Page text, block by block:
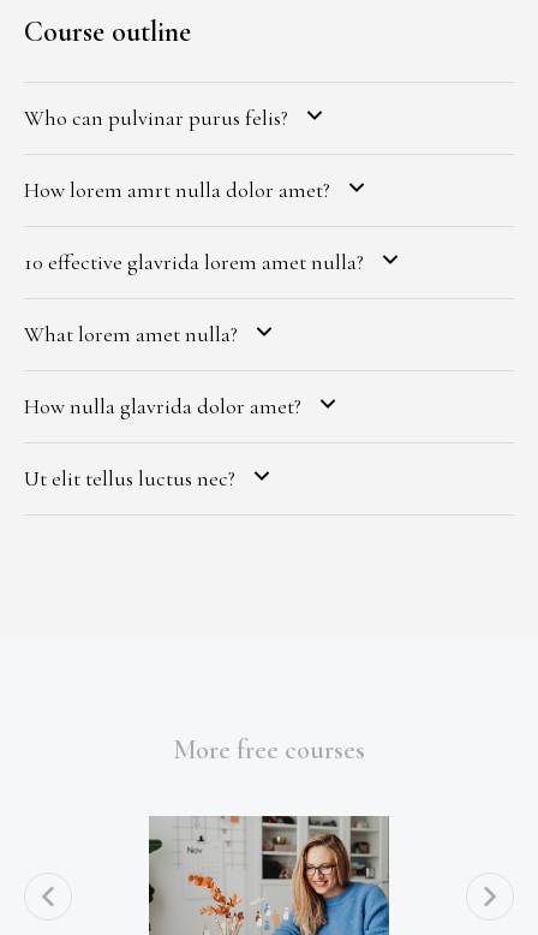
Course outline
Who can pulvinar purus felis?
How lorem amrt nulla dolor amet?
10 effective glavrida lorem amet nulla?
What lorem amet nulla?
How nulla glavrida dolor amet?
Ut elit tellus luctus nec?
More free courses